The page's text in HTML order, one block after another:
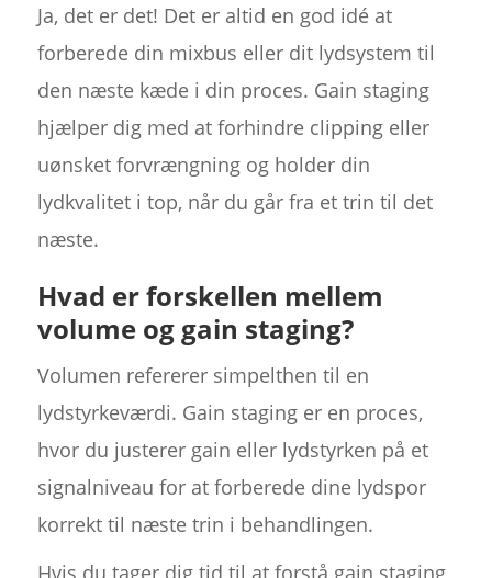
Ja, det er det! Det er altid en god idé at
forberede din mixbus eller dit lydsystem til
den næste kæde i din proces. Gain staging
hjælper dig med at forhindre clipping eller
uønsket forvrængning og holder din
lydkvalitet i top, når du går fra et trin til det
næste.
Hvad er forskellen mellem
volume og gain staging?
Volumen refererer simpelthen til en
lydstyrkeværdi. Gain staging er en proces,
hvor du justerer gain eller lydstyrken på et
signalniveau for at forberede dine lydspor
korrekt til næste trin i behandlingen.
Hvis du tager dig tid til at forstå gain staging